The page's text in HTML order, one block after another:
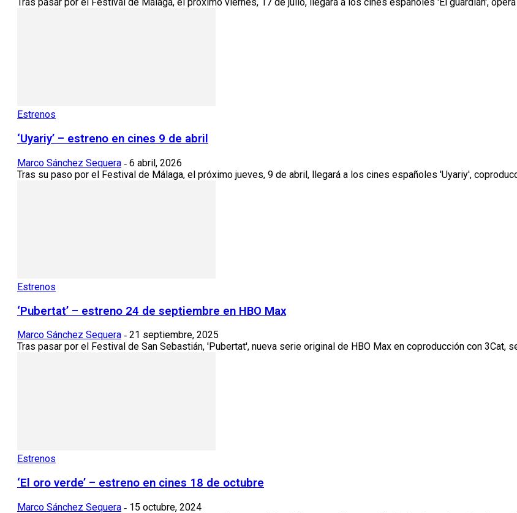
Tras pasar por el Festival de Málaga, el próximo viernes, 17 de julio, llegará a los cines españoles 'El guardián',
Estrenos
‘Uyariy’ – estreno en cines 9 de abril
Marco Sánchez Sequera - 6 abril, 2026
Tras su paso por el Festival de Málaga, el próximo jueves, 9 de abril, llegará a los cines españoles 'Uyariy',
Estrenos
‘Pubertat’ – estreno 24 de septiembre en HBO Max
Marco Sánchez Sequera - 21 septiembre, 2025
Tras pasar por el Festival de San Sebastián, 'Pubertat', nueva serie original de HBO Max en coproducción con 3Cat,
Estrenos
‘El oro verde’ – estreno en cines 18 de octubre
Marco Sánchez Sequera - 15 octubre, 2024